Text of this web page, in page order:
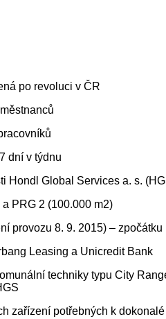
po revoluci v ČR
dní v týdnu
Hondl Global Services a. s.
PRG 2 (100.000 m2)
provozu 8. 9. 2015) –
Leasing a Unicredit Bank
techniky typu City
zařízení potřebných k